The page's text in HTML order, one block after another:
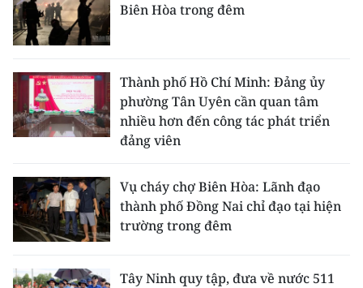
Biên Hòa trong đêm
Thành phố Hồ Chí Minh: Đảng ủy
phường Tân Uyên cần quan tâm
nhiều hơn đến công tác phát triển
đảng viên
Vụ cháy chợ Biên Hòa: Lãnh đạo
thành phố Đồng Nai chỉ đạo tại hiện
trường trong đêm
Tây Ninh quy tập, đưa về nước 511